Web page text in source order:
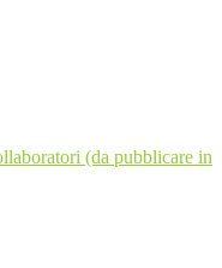
(da pubblicare in